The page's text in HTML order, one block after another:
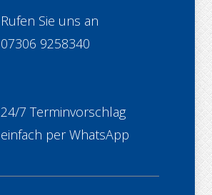
Rufen Sie uns an
07306 9258340
24/7 Terminvorschlag
einfach per WhatsApp